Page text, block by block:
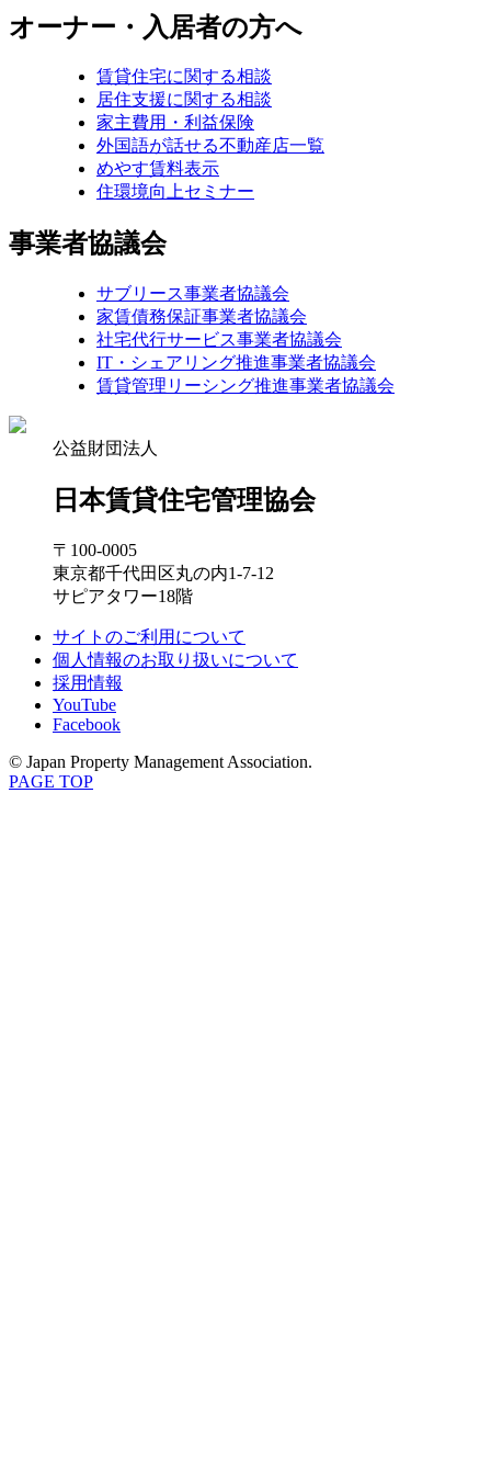
オーナー・入居者の方へ
賃貸住宅に関する相談
居住支援に関する相談
家主費用・利益保険
外国語が話せる不動産店一覧
めやす賃料表示
住環境向上セミナー
事業者協議会
サブリース事業者協議会
家賃債務保証事業者協議会
社宅代行サービス事業者協議会
IT・シェアリング推進事業者協議会
賃貸管理リーシング推進事業者協議会
公益財団法人
日本賃貸住宅管理協会
〒100-0005
東京都千代田区丸の内1-7-12
サピアタワー18階
サイトのご利用について
個人情報のお取り扱いについて
採用情報
YouTube
Facebook
© Japan Property Management Association.
PAGE TOP